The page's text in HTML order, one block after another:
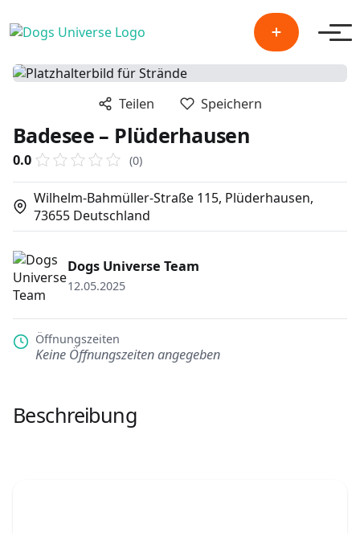
Teilen Speichern
Badesee – Plüderhausen
0.0 (0)
Wilhelm-Bahmüller-Straße 115, Plüderhausen,
73655 Deutschland
Dogs Universe Team
12.05.2025
Öffnungszeiten
Keine Öffnungszeiten angegeben
Beschreibung